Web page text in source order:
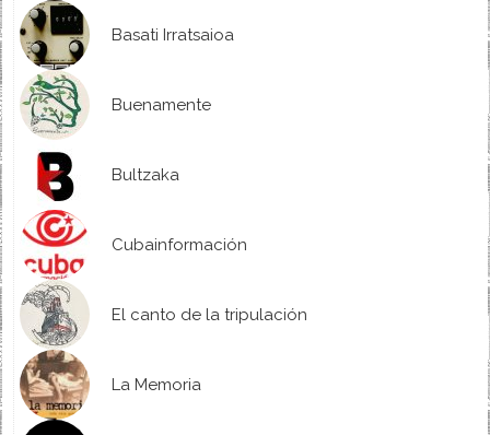
Basati Irratsaioa
Buenamente
Bultzaka
Cubainformación
El canto de la tripulación
La Memoria